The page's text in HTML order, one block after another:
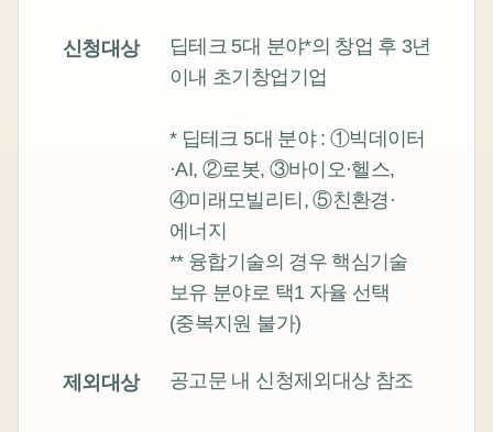
신청대상
딥테크 5대 분야*의 창업 후 3년
이내 초기창업기업
* 딥테크 5대 분야 : ①빅데이터
·AI, ②로봇, ③바이오·헬스,
④미래모빌리티, ⑤친환경·
에너지
** 융합기술의 경우 핵심기술
보유 분야로 택1 자율 선택
(중복지원 불가)
제외대상 공고문 내 신청제외대상 참조